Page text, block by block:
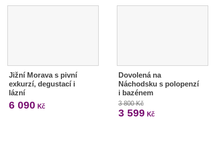
Jižní Morava s pivní
exkurzí, degustací i
lázní
6 090 Kč
Dovolená na
Náchodsku s polopenzí
i bazénem
3 800 Kč
3 599 Kč